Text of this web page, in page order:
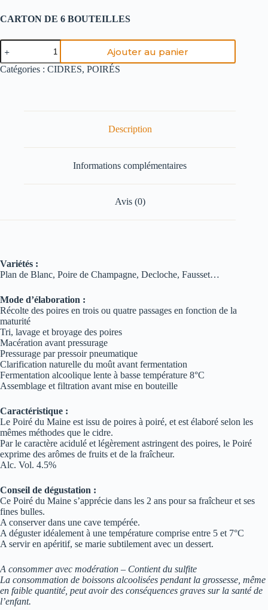
CARTON DE 6 BOUTEILLES
Ajouter au panier
Catégories : CIDRES, POIRÉS
Description
Informations complémentaires
Avis (0)
Variétés :
Plan de Blanc, Poire de Champagne, Decloche, Fausset…
Mode d’élaboration :
Récolte des poires en trois ou quatre passages en fonction de la
maturité
Tri, lavage et broyage des poires
Macération avant pressurage
Pressurage par pressoir pneumatique
Clarification naturelle du moût avant fermentation
Fermentation alcoolique lente à basse température 8°C
Assemblage et filtration avant mise en bouteille
Caractéristique :
Le Poiré du Maine est issu de poires à poiré, et est élaboré selon les
mêmes méthodes que le cidre.
Par le caractère acidulé et légèrement astringent des poires, le Poiré
exprime des arômes de fruits et de la fraîcheur.
Alc. Vol. 4.5%
Conseil de dégustation :
Ce Poiré du Maine s’apprécie dans les 2 ans pour sa fraîcheur et ses
fines bulles.
A conserver dans une cave tempérée.
A déguster idéalement à une température comprise entre 5 et 7°C
A servir en apéritif, se marie subtilement avec un dessert.
A consommer avec modération – Contient du sulfite
La consommation de boissons alcoolisées pendant la grossesse, même
en faible quantité, peut avoir des conséquences graves sur la santé de
l’enfant.